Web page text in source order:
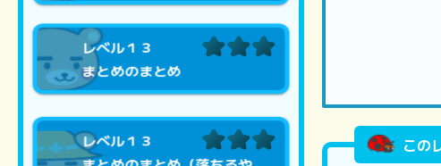
レベル１３
まとめのまとめ
レベル１３
まとめのまとめ（落ちるや
この